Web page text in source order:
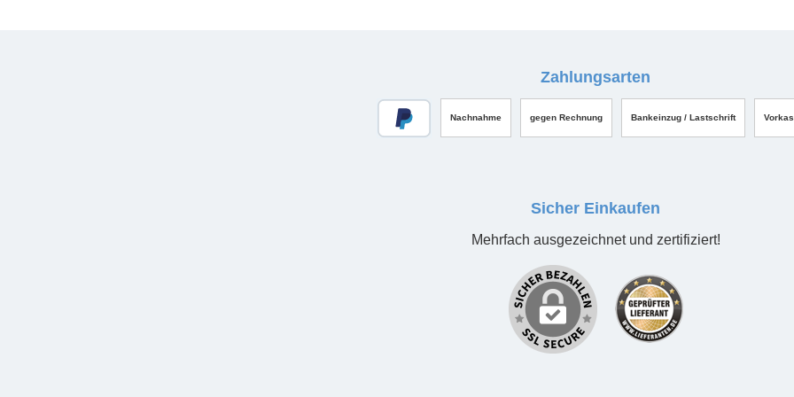
Zahlungsarten
Nachnahme gegen Rechnung Bankeinzug / Lastschrift
Sicher Einkaufen
Mehrfach ausgezeichnet und zertifiziert!